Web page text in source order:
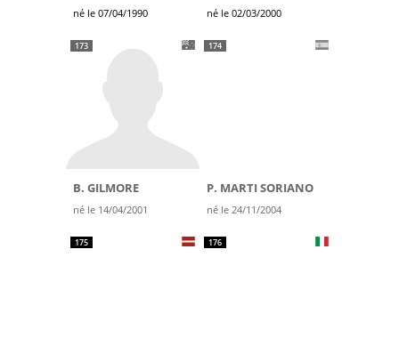
né le 07/04/1990 né le 02/03/2000
173
B. GILMORE
né le 14/04/2001
174
P. MARTI SORIANO
né le 24/11/2004
175 176